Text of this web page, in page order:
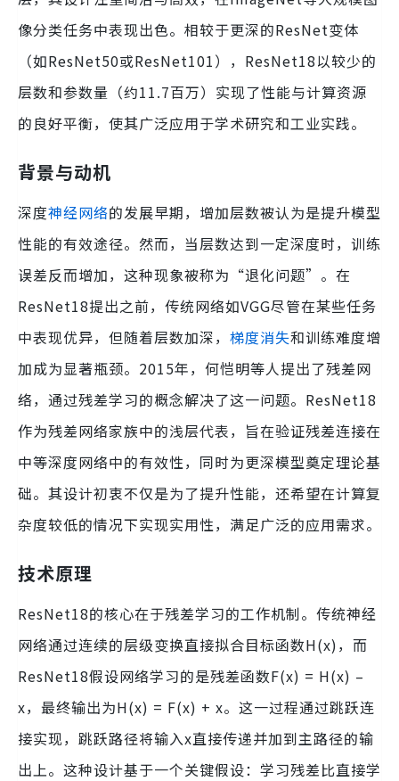
像分类任务中表现出色。相较于更深的ResNet变体
（如ResNet50或ResNet101），ResNet18以较少的
层数和参数量（约11.7百万）实现了性能与计算资源
的良好平衡，使其广泛应用于学术研究和工业实践。
背景与动机
深度神经网络的发展早期，增加层数被认为是提升模型
性能的有效途径。然而，当层数达到一定深度时，训练
误差反而增加，这种现象被称为“退化问题”。在
ResNet18提出之前，传统网络如VGG尽管在某些任务
中表现优异，但随着层数加深， 梯度消失和训练难度增
加成为显著瓶颈。2015年，何恺明等人提出了残差网
络，通过残差学习的概念解决了这一问题。ResNet18
作为残差网络家族中的浅层代表，旨在验证残差连接在
中等深度网络中的有效性，同时为更深模型奠定理论基
础。其设计初衷不仅是为了提升性能，还希望在计算复
杂度较低的情况下实现实用性，满足广泛的应用需求。
技术原理
ResNet18的核心在于残差学习的工作机制。传统神经
网络通过连续的层级变换直接拟合目标函数H(x)，而
ResNet18假设网络学习的是残差函数F(x) = H(x) –
x，最终输出为H(x) = F(x) + x。这一过程通过跳跃连
接实现，跳跃路径将输入x直接传递并加到主路径的输
出上。这种设计基于一个关键假设：学习残差比直接学